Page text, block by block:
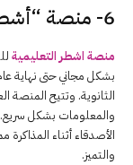
6- منصة “أشطر”
منصة اشطر التعليمية
الثانوية. وتتيح المنصة
والمعلومات بشكل سريع.
الأصدقاء أثناء
والتميز.